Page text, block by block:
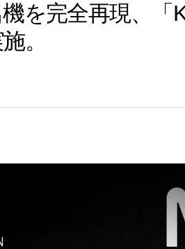
を完全再現、「
。